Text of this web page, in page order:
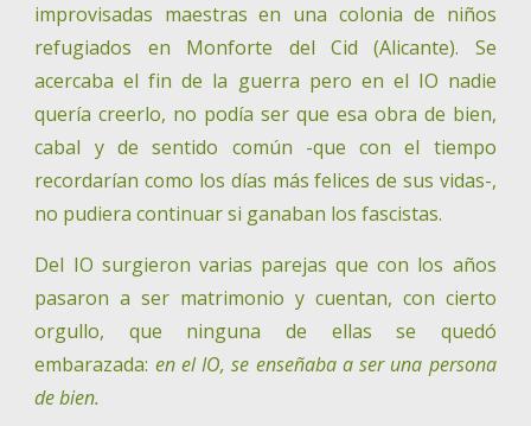
improvisadas maestras en una colonia de niños
refugiados en Monforte del Cid (Alicante). Se
acercaba el fin de la guerra pero en el IO nadie
quería creerlo, no podía ser que esa obra de bien,
cabal y de sentido común -que con el tiempo
recordarían como los días más felices de sus vidas-,
no pudiera continuar si ganaban los fascistas.
Del IO surgieron varias parejas que con los años
pasaron a ser matrimonio y cuentan, con cierto
orgullo, que ninguna de ellas se quedó
embarazada: en el IO, se enseñaba a ser una persona
de bien.